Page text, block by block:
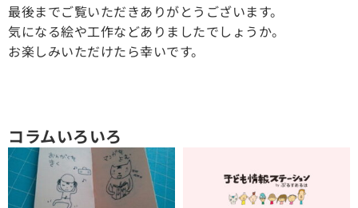
最後までご覧いただきありがとうございます。
気になる絵や工作などありましたでしょうか。
お楽しみいただけたら幸いです。
コラムいろいろ